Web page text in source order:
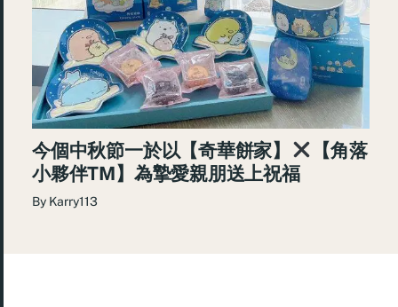
今個中秋節一於以【奇華餅家】
【角落
小夥伴TM】為摯愛親朋送上祝福
By Karry113